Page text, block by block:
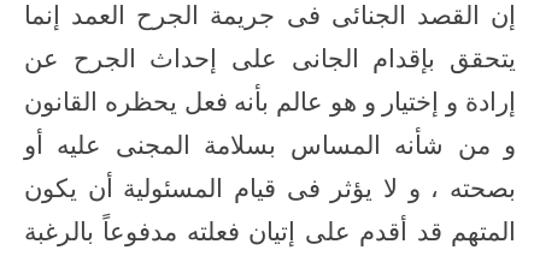
إن القصد الجنائى فى جريمة الجرح العمد إنما
يتحقق بإقدام الجانى على إحداث الجرح عن
إرادة و إختيار و هو عالم بأنه فعل يحظره القانون
و من شأنه المساس بسلامة المجنى عليه أو
بصحته ، و لا يؤثر فى قيام المسئولية أن يكون
المتهم قد أقدم على إتيان فعلته مدفوعاً بالرغبة